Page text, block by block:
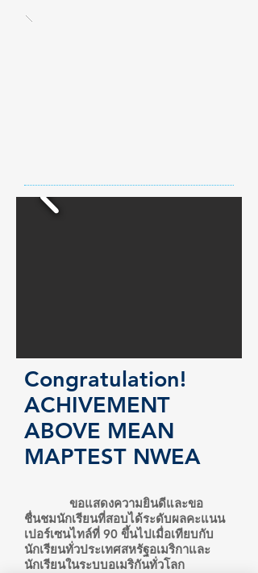
Congratulation!
ACHIVEMENT
ABOVE MEAN
MAPTEST NWEA
ขอแสดงความยินดีและขอ
ชื่นชมนักเรียนที่สอบได้ระดับผลคะแนน
เปอร์เซนไทล์ที่ 90 ขึ้นไปเมื่อเทียบกับ
นักเรียนทั่วประเทศสหรัฐอเมริกาและ
นักเรียนในระบบอเมริกันทั่วโลก